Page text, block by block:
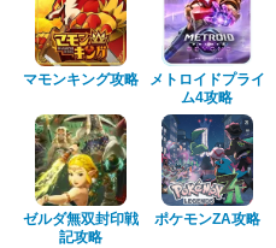
マモンキング攻略
メトロイドプライ
ム4攻略
ゼルダ無双封印戦
記攻略
ポケモンZA攻略